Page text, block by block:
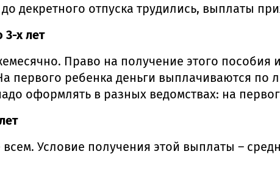
декретного отпуска трудились, выплаты
3-х лет
Право на получение этого
первого ребенка деньги выплачиваются по
оформлять в разных ведомствах: на
Условие получения этой выплаты –